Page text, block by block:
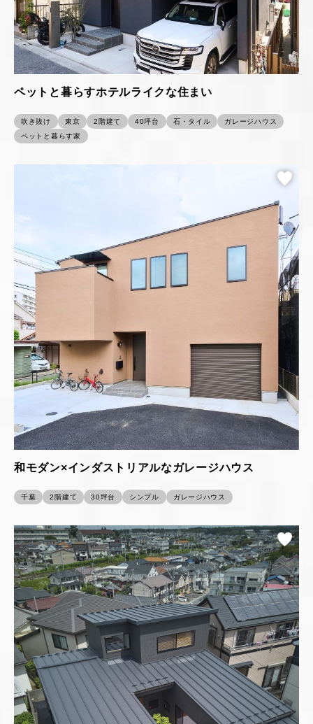
ペットと暮らすホテルライクな住まい
吹き抜け 東京 2階建て 40坪台 石・タイル
ガレージハウス
ペットと暮らす家
和モダン×インダストリアルなガレージハウス
千葉 2階建て 30坪台 シンプル ガレージハウス